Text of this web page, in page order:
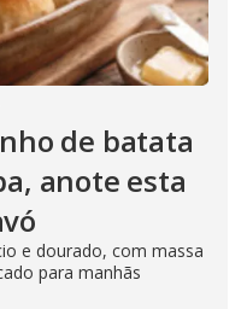
de batata
anote esta
e dourado, com massa
para manhãs